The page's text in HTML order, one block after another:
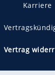
Karriere
Vertrag